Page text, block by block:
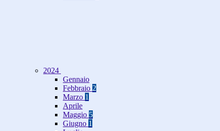
2024
Gennaio
Febbraio 2
Marzo 1
Aprile
Maggio 5
Giugno 1